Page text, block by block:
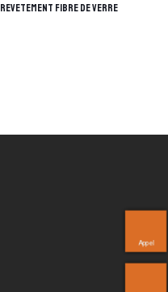
REVETEMENT FIBRE DE VERRE
Appel